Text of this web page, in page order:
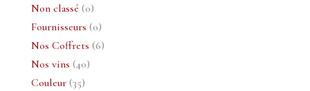
Non classé 00
produit
Fournisseurs 00
produit
Nos Coffrets 66
Nos vins 4040
Couleur 3535